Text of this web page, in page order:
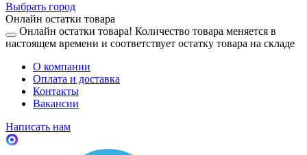
Выбрать город
Онлайн остатки товара
Онлайн остатки товара! Количество товара меняется в
настоящем времени и соответствует остатку товара на складе
О компании
Оплата и доставка
Контакты
Вакансии
Написать нам